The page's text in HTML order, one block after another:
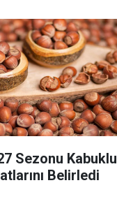
Sezonu Kabuklu
Belirledi